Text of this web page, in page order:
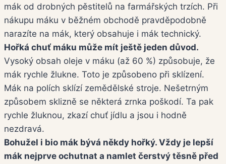
mák od drobných pěstitelů na farmářských trzích. Při
nákupu máku v běžném obchodě pravděpodobně
narazíte na mák, který obsahuje i mák technický.
Hořká chuť máku může mít ještě jeden důvod.
Vysoký obsah oleje v máku (až 60 %) způsobuje, že
mák rychle žlukne. Toto je způsobeno při sklízení.
Mák na polích sklízí zemědělské stroje. Nešetrným
způsobem sklizně se některá zrnka poškodí. Ta pak
rychle žluknou, zkazí chuť jídlu a jsou i hodně
nezdravá.
Bohužel i bio mák bývá někdy hořký. Vždy je lepší
mák nejprve ochutnat a namlet čerstvý těsně před